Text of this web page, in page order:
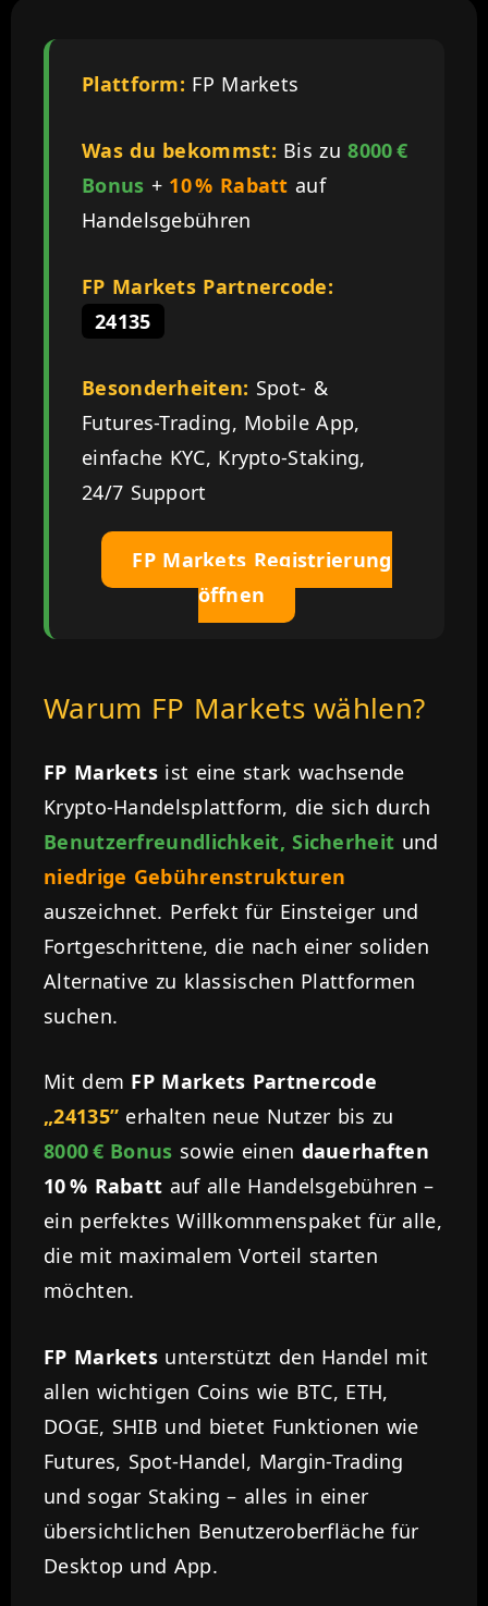
Plattform: FP Markets
Was du bekommst: Bis zu8000 €
Bonus + 10 % Rabatt auf
Handelsgebühren
FP Markets Partnercode:
24135
Besonderheiten: Spot- &
Futures-Trading, Mobile App,
einfache KYC, Krypto-Staking,
24/7 Support
FP Markets Registrierung
öffnen
Warum FP Markets wählen?
FP Markets ist eine stark wachsende
Krypto-Handelsplattform, die sich durch
Benutzerfreundlichkeit, Sicherheit und
niedrige Gebührenstrukturen
auszeichnet. Perfekt für Einsteiger und
Fortgeschrittene, die nach einer soliden
Alternative zu klassischen Plattformen
suchen.
Mit dem FP Markets Partnercode
„24135” erhalten neue Nutzer bis zu
8000 € Bonus sowie einen dauerhaften
10 % Rabatt auf alle Handelsgebühren –
ein perfektes Willkommenspaket für alle,
die mit maximalem Vorteil starten
möchten.
FP Markets unterstützt den Handel mit
allen wichtigen Coins wie BTC, ETH,
DOGE, SHIB und bietet Funktionen wie
Futures, Spot-Handel, Margin-Trading
und sogar Staking – alles in einer
übersichtlichen Benutzeroberfläche für
Desktop und App.